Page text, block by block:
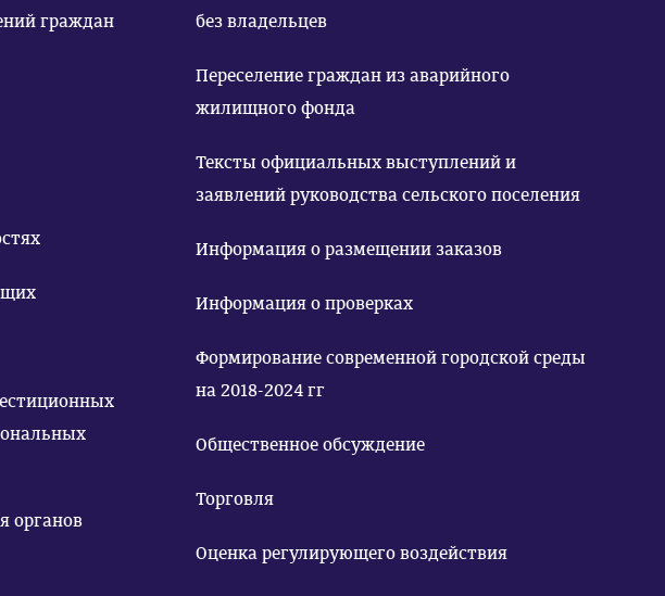
граждан
органов
без владельцев
Переселение граждан из аварийного
жилищного фонда
Тексты официальных выступлений и
заявлений руководства сельского поселения
Информация о размещении заказов
Информация о проверках
Формирование современной городской среды
на 2018-2024 гг
Общественное обсуждение
Торговля
Оценка регулирующего воздействия